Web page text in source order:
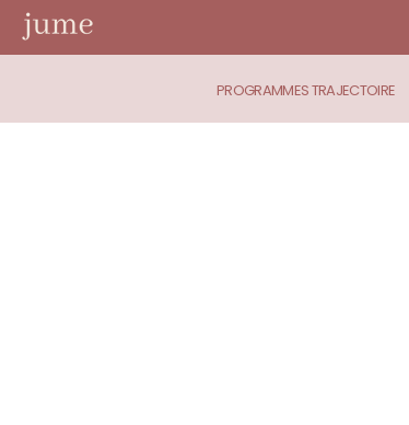
PROGRAMMES TRAJECTOIRE